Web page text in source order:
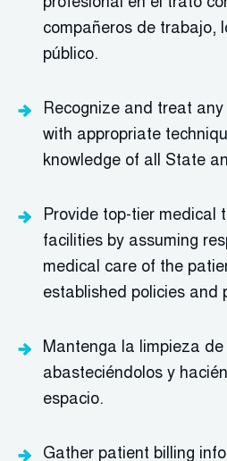
profesional en el trato
compañeros de trabajo,
público.
Recognize and treat
with appropriate
knowledge of all State
Provide top-tier medical
facilities by assuming
medical care of the
established policies and
Mantenga la limpieza de
abasteciéndolos y
espacio.
Gather patient billing